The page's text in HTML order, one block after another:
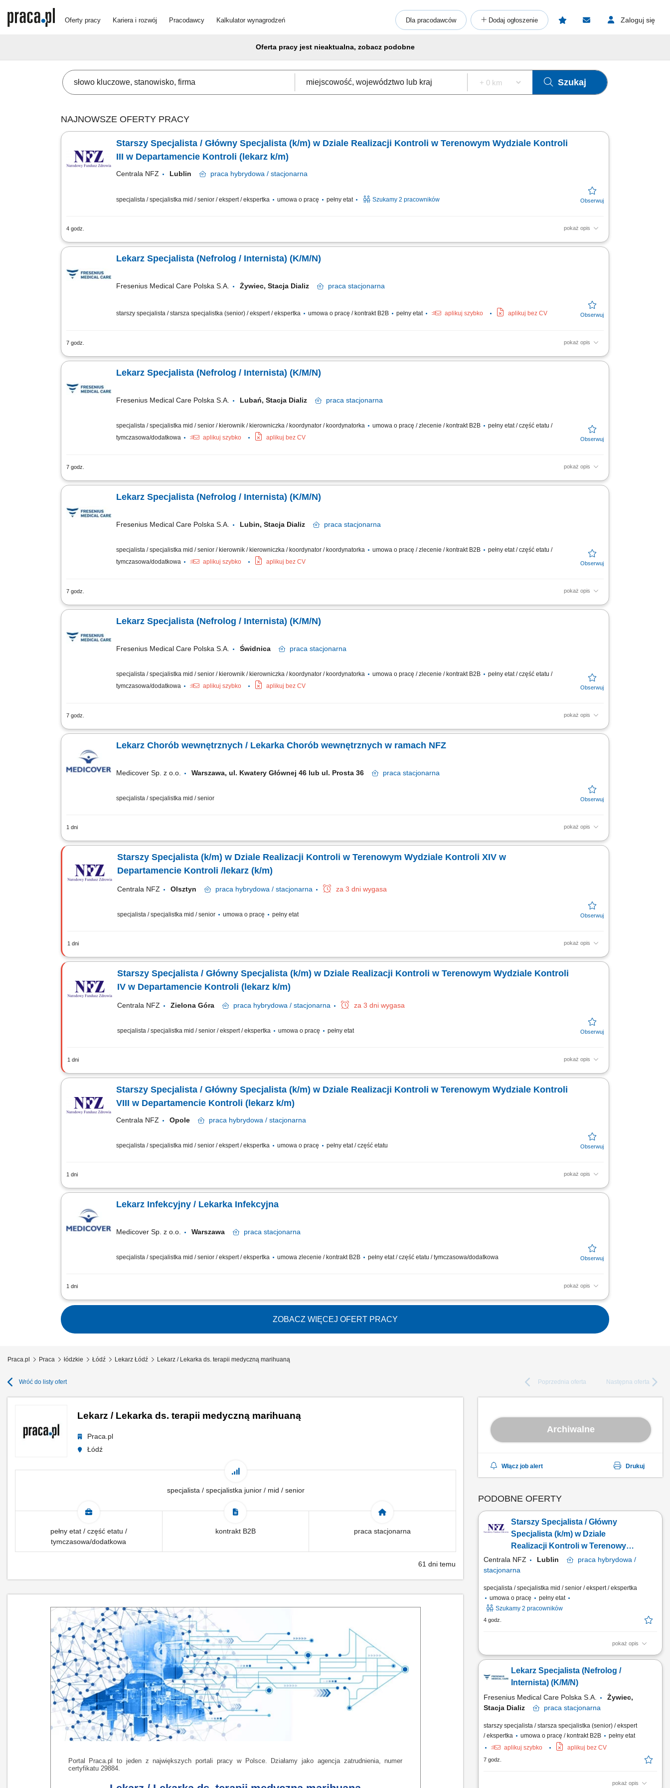
Oferty pracy Kariera i rozwój Pracodawcy Kalkulator wynagrodzeń Dla pracodawców Dodaj ogłoszenie Zaloguj się
Oferta pracy jest nieaktualna, zobacz podobne
Szukaj
NAJNOWSZE OFERTY PRACY
Starszy Specjalista / Główny Specjalista (k/m) w Dziale Realizacji Kontroli w Terenowym Wydziale Kontroli
III w Departamencie Kontroli (lekarz k/m)
Centrala NFZ Lublin praca hybrydowa / stacjonarna
specjalista / specjalistka mid / senior / ekspert / ekspertka umowa o pracę pełny etat Szukamy 2 pracowników
4 godz. pokaż opis
GŁÓWNE ZADANIA przeprowadzanie czynności sprawdzających i kontroli realizowanych przez Terenowy Wydział Kontroli III w Lublinie, ze szczególnym
Lekarz Specjalista (Nefrolog / Internista) (K/M/N)
Fresenius Medical Care Polska S.A. Żywiec, Stacja Dializ praca stacjonarna
starszy specjalista / starsza specjalistka (senior) / ekspert / ekspertka umowa o pracę / kontrakt B2B pełny etat aplikuj szybko aplikuj bez CV
7 godz. pokaż opis
Opis stanowiska: Kompleksowa opieka nad pacjentami z chorobami nerek na każdym etapie zaawansowania. Nadzorowanie indywidualnych planów leczenia, w tym
Lekarz Specjalista (Nefrolog / Internista) (K/M/N)
Fresenius Medical Care Polska S.A. Lubań, Stacja Dializ praca stacjonarna
specjalista / specjalistka mid / senior / kierownik / kierowniczka / koordynator / koordynatorka umowa o pracę / zlecenie / kontrakt B2B
pełny etat / część etatu /
tymczasowa/dodatkowa
aplikuj szybko aplikuj bez CV
7 godz. pokaż opis
Zakres obowiązków: Prowadzenie profilaktyki i identyfikacja zagrożeń zdrowotnych u pacjentów dializowanych. Planowanie diagnostyki, zlecanie oraz interpretacja
Lekarz Specjalista (Nefrolog / Internista) (K/M/N)
Fresenius Medical Care Polska S.A. Lubin, Stacja Dializ praca stacjonarna
specjalista / specjalistka mid / senior / kierownik / kierowniczka / koordynator / koordynatorka umowa o pracę / zlecenie / kontrakt B2B
pełny etat / część etatu /
tymczasowa/dodatkowa
aplikuj szybko aplikuj bez CV
7 godz. pokaż opis
Zakres obowiązków: Prowadzenie profilaktyki i identyfikacja zagrożeń zdrowotnych u pacjentów dializowanych. Planowanie diagnostyki, zlecanie oraz interpretacja
Lekarz Specjalista (Nefrolog / Internista) (K/M/N)
Fresenius Medical Care Polska S.A. Świdnica praca stacjonarna
specjalista / specjalistka mid / senior / kierownik / kierowniczka / koordynator / koordynatorka umowa o pracę / zlecenie / kontrakt B2B
pełny etat / część etatu /
tymczasowa/dodatkowa
aplikuj szybko aplikuj bez CV
7 godz. pokaż opis
Zakres obowiązków: Prowadzenie profilaktyki i identyfikacja zagrożeń zdrowotnych u pacjentów dializowanych. Planowanie diagnostyki, zlecanie oraz interpretacja
Lekarz Chorób wewnętrznych / Lekarka Chorób wewnętrznych w ramach NFZ
Medicover Sp. z o.o. Warszawa, ul. Kwatery Głównej 46 lub ul. Prosta 36 praca stacjonarna
specjalista / specjalistka mid / senior
1 dni pokaż opis
Będziesz odpowiedzialny/-a za: konsultowanie pacjentów; zbieranie deklaracji POZ; prowadzenie elektronicznej dokumentacji medycznej; dbałość o zachowanie
Starszy Specjalista (k/m) w Dziale Realizacji Kontroli w Terenowym Wydziale Kontroli XIV w
Departamencie Kontroli /lekarz (k/m)
Centrala NFZ Olsztyn praca hybrydowa / stacjonarna za 3 dni wygasa
specjalista / specjalistka mid / senior umowa o pracę pełny etat
1 dni pokaż opis
GŁÓWNE ZADANIA Wykonywanie zadań określonych w przepisach dotyczących kontroli prowadzonych przez Dział Realizacji Kontroli, w szczególności: udział w
Starszy Specjalista / Główny Specjalista (k/m) w Dziale Realizacji Kontroli w Terenowym Wydziale Kontroli
IV w Departamencie Kontroli (lekarz k/m)
Centrala NFZ Zielona Góra praca hybrydowa / stacjonarna za 3 dni wygasa
specjalista / specjalistka mid / senior / ekspert / ekspertka umowa o pracę pełny etat
1 dni pokaż opis
GŁÓWNE ZADANIA udział w analizach i opracowywaniu programów kontroli w zakresie metodyki niezbędnej do jej przeprowadzenia; weryfikacja dokumentacji
Starszy Specjalista / Główny Specjalista (k/m) w Dziale Realizacji Kontroli w Terenowym Wydziale Kontroli
VIII w Departamencie Kontroli (lekarz k/m)
Centrala NFZ Opole praca hybrydowa / stacjonarna
specjalista / specjalistka mid / senior / ekspert / ekspertka umowa o pracę pełny etat / część etatu
1 dni pokaż opis
GŁÓWNE ZADANIA weryfikacja dokumentacji medycznej w trakcie kontroli i czynności sprawdzających; udział w analizach danych dotyczących świadczeń opieki
Lekarz Infekcyjny / Lekarka Infekcyjna
Medicover Sp. z o.o. Warszawa praca stacjonarna
specjalista / specjalistka mid / senior / ekspert / ekspertka umowa zlecenie / kontrakt B2B pełny etat / część etatu / tymczasowa/dodatkowa
1 dni pokaż opis
Będziesz odpowiedzialny/-a za: konsultacje, prowadzenie elektronicznej dokumentacji medycznej, dbałość o zachowanie wysokich standardów medycznych. Dołącz do
ZOBACZ WIĘCEJ OFERT PRACY
Praca.pl Praca łódzkie Łódź Lekarz Łódź Lekarz / Lekarka ds. terapii medyczną marihuaną
Wróć do listy ofert Poprzednia oferta Następna oferta
Lekarz / Lekarka ds. terapii medyczną marihuaną
Praca.pl
Łódź
specjalista / specjalistka junior / mid / senior
pełny etat / część etatu /
tymczasowa/dodatkowa
kontrakt B2B praca stacjonarna
61 dni temu
Portal Praca.pl to jeden z największych portali pracy w Polsce. Działamy jako agencja zatrudnienia, numer
certyfikatu 29884.
Archiwalne
Włącz job alert Drukuj
PODOBNE OFERTY
Starszy Specjalista / Główny
Specjalista (k/m) w Dziale
Realizacji Kontroli w Terenowym
Wydziale Kontroli III w
Departamencie Kontroli (lekarz
Centrala NFZ Lublin praca hybrydowa /
stacjonarna
specjalista / specjalistka mid / senior / ekspert / ekspertka
umowa o pracę
pełny etat
Szukamy 2 pracowników
4 godz.
pokaż opis
GŁÓWNE ZADANIA przeprowadzanie czynności
Wydział Kontroli III w Lublinie, ze szczególnym
uwzględnieniem zadań dotyczących dokumentacji medycznej;
kontroli realizacji umów o...
Lekarz Specjalista (Nefrolog /
Internista) (K/M/N)
Fresenius Medical Care Polska S.A.
Żywiec,
Stacja Dializ
praca stacjonarna
starszy specjalista / starsza specjalistka (senior) / ekspert
/ ekspertka
umowa o pracę / kontrakt B2B
pełny etat
aplikuj szybko
aplikuj bez CV
7 godz.
pokaż opis